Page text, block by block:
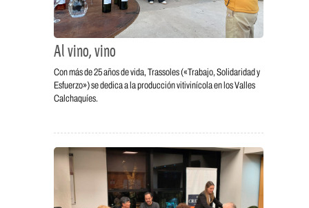
Al vino, vino
Con más de 25 años de vida, Trassoles («Trabajo, Solidaridad y
Esfuerzo») se dedica a la producción vitivinícola en los Valles
Calchaquíes.